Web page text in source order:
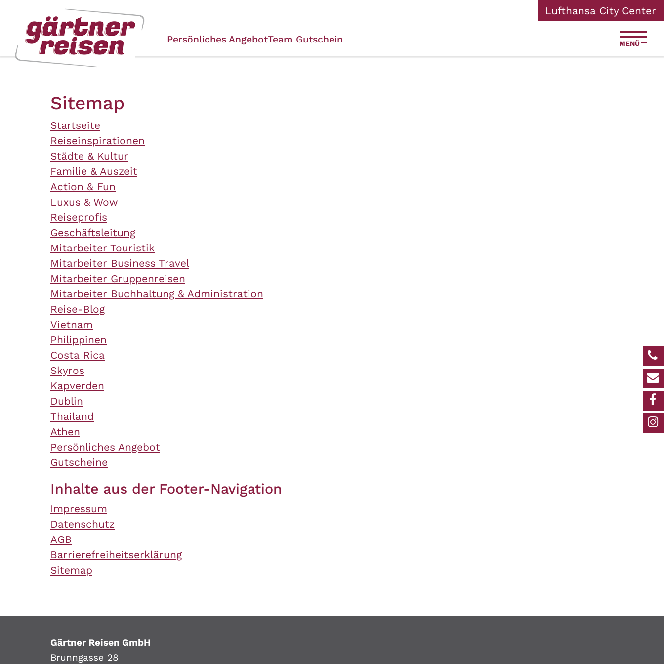
Seitenbereiche:
Inhalt
Hauptnavigation
Footernavigation
Lufthansa City Center
Persönliches AngebotTeam Gutschein MENÜ
Sitemap
Startseite
Reiseinspirationen
Städte & Kultur
Familie & Auszeit
Action & Fun
Luxus & Wow
Reiseprofis
Geschäftsleitung
Mitarbeiter Touristik
Mitarbeiter Business Travel
Mitarbeiter Gruppenreisen
Mitarbeiter Buchhaltung & Administration
Reise-Blog
Vietnam
Philippinen
Costa Rica
Skyros
Kapverden
Dublin
Thailand
Athen
Persönliches Angebot
Gutscheine
Inhalte aus der Footer-Navigation
Impressum
Datenschutz
AGB
Barrierefreiheitserklärung
Sitemap
Gärtner Reisen GmbH
Brunngasse 28